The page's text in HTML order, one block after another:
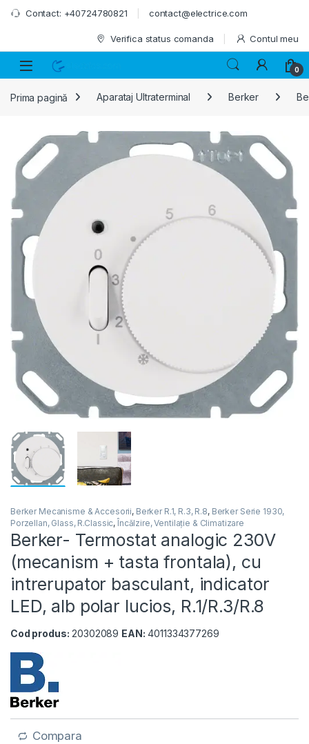
Skip to navigation
Skip to content
Contact: +40724780821 contact@electrice.com
Verifica status comanda Contul meu
0
Prima pagină Aparataj Ultraterminal Berker
Berker Mecanisme & Accesorii, Berker R.1, R.3, R.8, Berker Serie 1930,
Porzellan, Glass, R.Classic, Încălzire, Ventilație & Climatizare
Berker- Termostat analogic 230V
(mecanism + tasta frontala), cu
intrerupator basculant, indicator
LED, alb polar lucios, R.1/R.3/R.8
Cod produs: 20302089 EAN: 4011334377269
Compara